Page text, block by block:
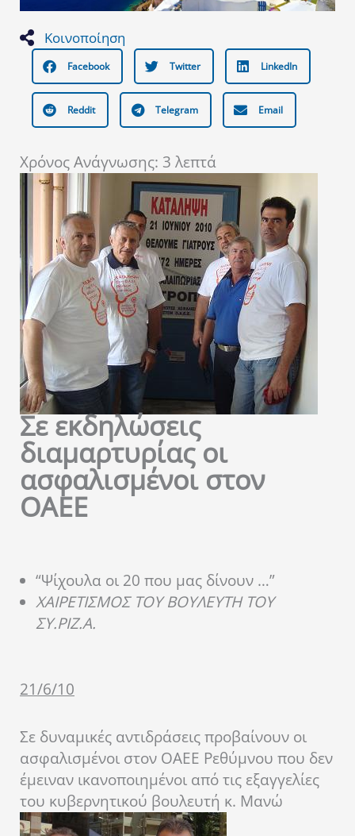
Κοινοποίηση
Facebook Twitter LinkedIn
Reddit Telegram Email
Χρόνος Ανάγνωσης: 3 λεπτά
Σε εκδηλώσεις
διαμαρτυρίας οι
ασφαλισμένοι στον
ΟΑΕΕ
“Ψίχουλα οι 20 που μας δίνουν …”
ΧΑΙΡΕΤΙΣΜΟΣ ΤΟΥ ΒΟΥΛΕΥΤΗ ΤΟΥ
ΣΥ.ΡΙΖ.Α.
21/6/10
Σε δυναμικές αντιδράσεις προβαίνουν οι
ασφαλισμένοι στον ΟΑΕΕ Ρεθύμνου που δεν
έμειναν ικανοποιημένοι από τις εξαγγελίες
του κυβερνητικού βουλευτή κ. Μανώ